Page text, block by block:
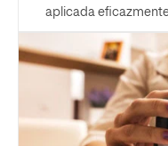
aplicada